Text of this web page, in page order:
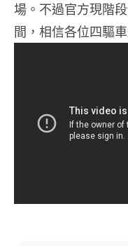
場。不過官方現階
間，相信各位四驅